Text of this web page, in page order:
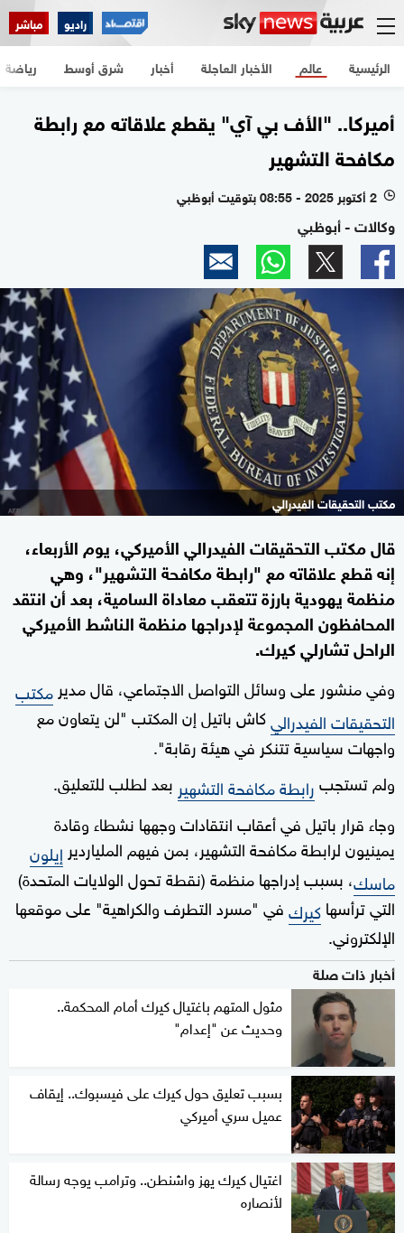
راديو مباشر
الرئيسية الأخبار العاجلة أخبار شرق أوسط عالم رياضة
أميركا.. "الأف بي آي" يقطع علاقاته مع رابطة
مكافحة التشهير
l 2 أكتوبر 2025 - 08:55 بتوقيت أبوظبي
وكالات - أبوظبي
مكتب التحقيقات الفيدرالي
قال مكتب التحقيقات الفيدرالي الأميركي، يوم الأربعاء،
إنه قطع علاقاته مع "رابطة مكافحة التشهير"، وهي
منظمة يهودية بارزة تتعقب معاداة السامية، بعد أن انتقد
المحافظون المجموعة لإدراجها منظمة الناشط الأميركي
الراحل تشارلي كيرك.
وفي منشور على وسائل التواصل الاجتماعي، قال مدير مكتب
التحقيقات الفيدراليكاش باتيل إن المكتب "لن يتعاون مع
واجهات سياسية تتنكر في هيئة رقابة".
ولم تستجبرابطة مكافحة التشهير بعد لطلب للتعليق.
وجاء قرار باتيل في أعقاب انتقادات وجهها نشطاء وقادة
يمينيون لرابطة مكافحة التشهير، بمن فيهم الملياردير إيلون
ماسك، بسبب إدراجها منظمة (نقطة تحول الولايات المتحدة)
التي ترأسهاكيركفي "مسرد التطرف والكراهية" على موقعها
الإلكتروني.
أخبار ذات صلة
مثول المتهم باغتيال كيرك أمام المحكمة..
وحديث عن "إعدام"
بسبب تعليق حول كيرك على فيسبوك.. إيقاف
عميل سري أميركي
اغتيال كيرك يهز واشنطن.. وترامب يوجه رسالة
لأنصاره